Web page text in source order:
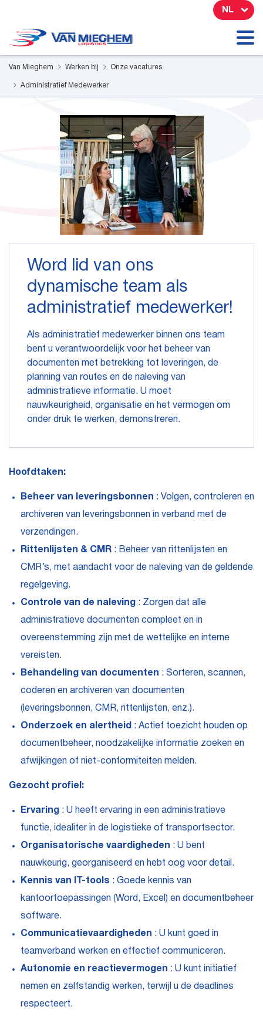
NL
Van Mieghem Werken bij Onze vacatures
Administratief Medewerker
Word lid van ons
dynamische team als
administratief medewerker!
Als administratief medewerker binnen ons team
bent u verantwoordelijk voor het beheer van
documenten met betrekking tot leveringen, de
planning van routes en de naleving van
administratieve informatie. U moet
nauwkeurigheid, organisatie en het vermogen om
onder druk te werken, demonstreren.
Hoofdtaken:
Beheer van leveringsbonnen : Volgen, controleren en
archiveren van leveringsbonnen in verband met de
verzendingen.
Rittenlijsten & CMR : Beheer van rittenlijsten en
CMR’s, met aandacht voor de naleving van de geldende
regelgeving.
Controle van de naleving : Zorgen dat alle
administratieve documenten compleet en in
overeenstemming zijn met de wettelijke en interne
vereisten.
Behandeling van documenten : Sorteren, scannen,
coderen en archiveren van documenten
(leveringsbonnen, CMR, rittenlijsten, enz.).
Onderzoek en alertheid : Actief toezicht houden op
documentbeheer, noodzakelijke informatie zoeken en
afwijkingen of niet-conformiteiten melden.
Gezocht profiel:
Ervaring : U heeft ervaring in een administratieve
functie, idealiter in de logistieke of transportsector.
Organisatorische vaardigheden : U bent
nauwkeurig, georganiseerd en hebt oog voor detail.
Kennis van IT-tools : Goede kennis van
kantoortoepassingen (Word, Excel) en documentbeheer
software.
Communicatievaardigheden : U kunt goed in
teamverband werken en effectief communiceren.
Autonomie en reactievermogen : U kunt initiatief
nemen en zelfstandig werken, terwijl u de deadlines
respecteert.